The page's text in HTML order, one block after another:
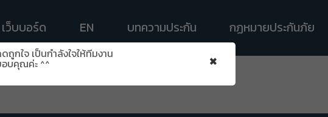
เว็บบอร์ด EN บทความประกัน กฏหมายประกันภัย
ถูกใจ เป็นกำลังใจให้ทีมงาน
บคุณค่ะ ^^ ×